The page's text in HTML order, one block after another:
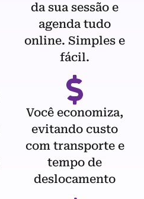
da sua sessão e
agenda tudo
online. Simples e
fácil.
Você economiza,
evitando custo
com transporte e
tempo de
deslocamento